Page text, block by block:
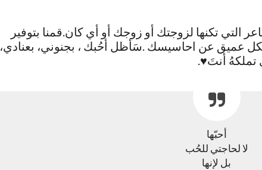
التي تكنها لزوجتك أو زوجك أو أي كان.قمنا بتوفير
عميق عن احاسيسك .سَأظل أحُبك ، بجنوني، بعنادي،
تملكهُ أنتَ♥️.
أحبّها
لا لحاجتي للحُب
‏بل لإنها